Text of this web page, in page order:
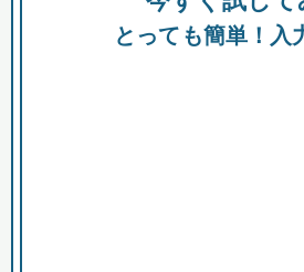
とっても簡単！入